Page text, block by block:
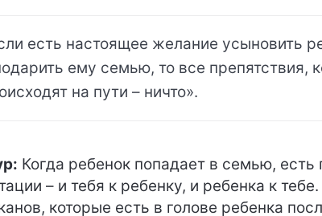
есть настоящее желание усыновить
ему семью, то все препятствия,
на пути – ничто».
Когда ребенок попадает в семью, есть
– и тебя к ребенку, и ребенка к
которые есть в голове ребенка